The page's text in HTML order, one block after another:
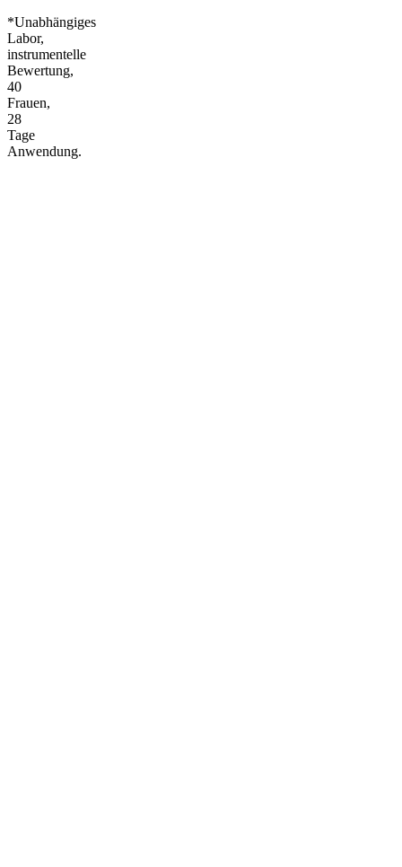
*Unabhängiges
Labor,
instrumentelle
Bewertung,
40
Frauen,
28
Tage
Anwendung.